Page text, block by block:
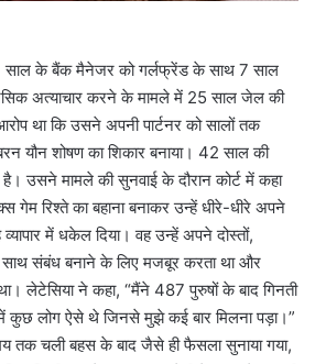
के बैंक मैनेजर को गर्लफ्रेंड के साथ 7 साल
अत्याचार करने के मामले में 25 साल जेल की
था कि उसने अपनी पार्टनर को सालों तक
यौन शोषण का शिकार बनाया। 42 साल की
है। उसने मामले की सुनवाई के दौरान कोर्ट में कहा
गेम रिश्ते का बहाना बनाकर उन्हें धीरे-धीरे अपने
में धकेल दिया। वह उन्हें अपने दोस्तों,
संबंध बनाने के लिए मजबूर करता था और
लेटेसिया ने कहा, “मैंने 487 पुरुषों के बाद गिनती
कुछ लोग ऐसे थे जिनसे मुझे कई बार मिलना पड़ा।”
तक चली बहस के बाद जैसे ही फैसला सुनाया गया,